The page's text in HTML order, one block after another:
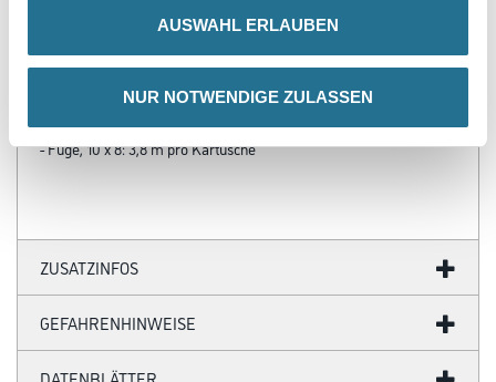
AUSWAHL ERLAUBEN
NUR NOTWENDIGE ZULASSEN
Verarbeitungstemp./Luftfeuchte
Verbrauch
- Fuge, 10 x 8: 3,8 m pro Kartusche
ZUSATZINFOS
GEFAHRENHINWEISE